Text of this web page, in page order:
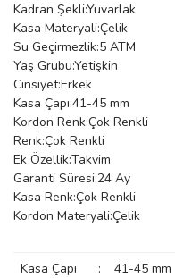
Kadran Şekli:Yuvarlak
Kasa Materyali:Çelik
Su Geçirmezlik:5 ATM
Yaş Grubu:Yetişkin
Cinsiyet:Erkek
Kasa Çapı:41-45 mm
Kordon Renk:Çok Renkli
Renk:Çok Renkli
Ek Özellik:Takvim
Garanti Süresi:24 Ay
Kasa Renk:Çok Renkli
Kordon Materyali:Çelik
Kasa Çapı :
41-45 mm